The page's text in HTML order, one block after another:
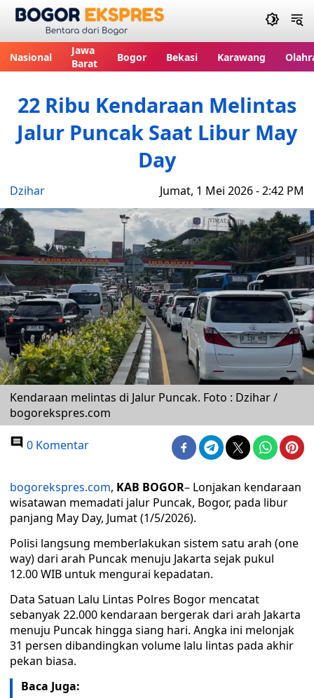
Nasional
Jawa
Barat
Bogor Bekasi Karawang
22 Ribu Kendaraan Melintas
Jalur Puncak Saat Libur May
Day
Dzihar Jumat, 1 Mei 2026 - 2:42 PM
Kendaraan melintas di Jalur Puncak. Foto : Dzihar /
bogorekspres.com
0 Komentar
bogorekspres.com, KAB BOGOR– Lonjakan kendaraan
wisatawan memadati jalur Puncak, Bogor, pada libur
panjang May Day, Jumat (1/5/2026).
Polisi langsung memberlakukan sistem satu arah (one
way) dari arah Puncak menuju Jakarta sejak pukul
12.00 WIB untuk mengurai kepadatan.
Data Satuan Lalu Lintas Polres Bogor mencatat
sebanyak 22.000 kendaraan bergerak dari arah Jakarta
menuju Puncak hingga siang hari. Angka ini melonjak
31 persen dibandingkan volume lalu lintas pada akhir
pekan biasa.
Baca Juga: